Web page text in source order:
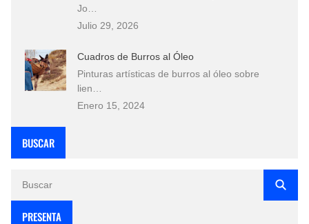
Jo…
Julio 29, 2026
Cuadros de Burros al Óleo
Pinturas artísticas de burros al óleo sobre
lien…
Enero 15, 2024
BUSCAR
PRESENTA